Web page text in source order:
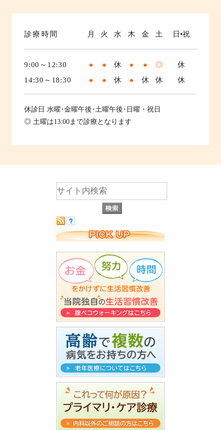
診療時間 月 火 水 木 金 土 日•祝
9:00～12:30 ● ● 休 ● ● ◎
休
14:30～18:30
● ● 休 ● 休 休 休
休診日 水曜･金曜午後･土曜午後･日曜・祝日
◎ 土曜は13:00まで診療となります